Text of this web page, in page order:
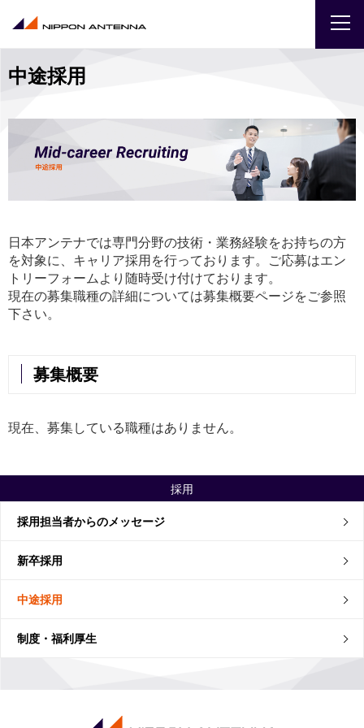
採用
採用担当者からのメッセージ
新卒採用
中途採用
制度・福利厚生
中途採用
日本アンテナでは専門分野の技術・業務経験をお持ちの方
を対象に、キャリア採用を行っております。ご応募はエン
トリーフォームより随時受け付けております。
現在の募集職種の詳細については募集概要ページをご参照
下さい。
募集概要
現在、募集している職種はありません。
お問い合わせ